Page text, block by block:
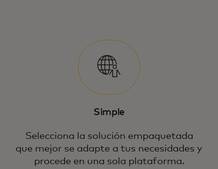
Simple
Selecciona la solución empaquetada
que mejor se adapte a tus necesidades y
procede en una sola plataforma.